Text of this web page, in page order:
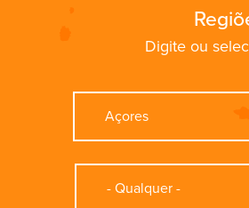
Digite ou